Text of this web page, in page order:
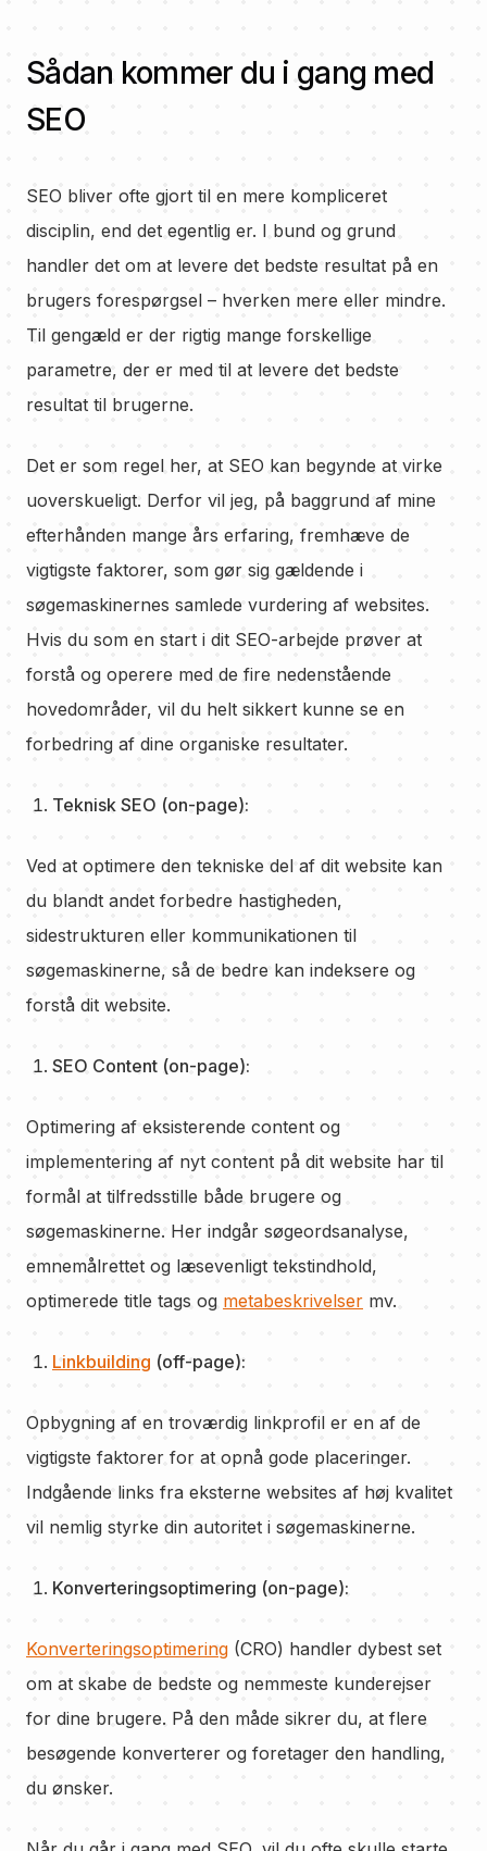
Sådan kommer du i gang med
SEO
SEO bliver ofte gjort til en mere kompliceret
disciplin, end det egentlig er. I bund og grund
handler det om at levere det bedste resultat på en
brugers forespørgsel – hverken mere eller mindre.
Til gengæld er der rigtig mange forskellige
parametre, der er med til at levere det bedste
resultat til brugerne.
Det er som regel her, at SEO kan begynde at virke
uoverskueligt. Derfor vil jeg, på baggrund af mine
efterhånden mange års erfaring, fremhæve de
vigtigste faktorer, som gør sig gældende i
søgemaskinernes samlede vurdering af websites.
Hvis du som en start i dit SEO-arbejde prøver at
forstå og operere med de fire nedenstående
hovedområder, vil du helt sikkert kunne se en
forbedring af dine organiske resultater.
Teknisk SEO (on-page):
Ved at optimere den tekniske del af dit website kan
du blandt andet forbedre hastigheden,
sidestrukturen eller kommunikationen til
søgemaskinerne, så de bedre kan indeksere og
forstå dit website.
SEO Content (on-page):
Optimering af eksisterende content og
implementering af nyt content på dit website har til
formål at tilfredsstille både brugere og
søgemaskinerne. Her indgår søgeordsanalyse,
emnemålrettet og læsevenligt tekstindhold,
optimerede title tags og metabeskrivelser mv.
Linkbuilding (off-page):
Opbygning af en troværdig linkprofil er en af de
vigtigste faktorer for at opnå gode placeringer.
Indgående links fra eksterne websites af høj kvalitet
vil nemlig styrke din autoritet i søgemaskinerne.
Konverteringsoptimering (on-page):
Konverteringsoptimering (CRO) handler dybest set
om at skabe de bedste og nemmeste kunderejser
for dine brugere. På den måde sikrer du, at flere
besøgende konverterer og foretager den handling,
du ønsker.